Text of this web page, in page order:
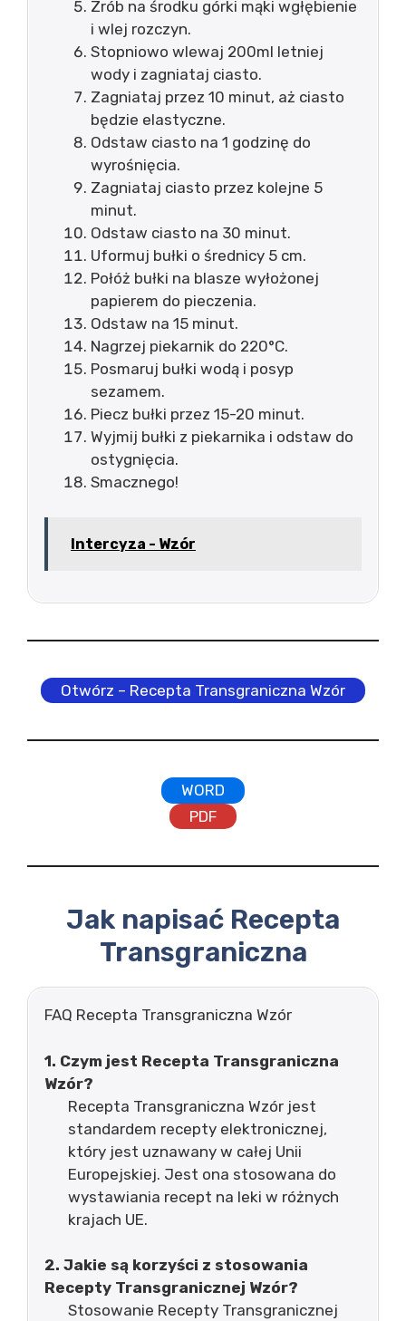
Zrób na środku górki mąki wgłębienie
i wlej rozczyn.
Stopniowo wlewaj 200ml letniej
wody i zagniataj ciasto.
Zagniataj przez 10 minut, aż ciasto
będzie elastyczne.
Odstaw ciasto na 1 godzinę do
wyrośnięcia.
Zagniataj ciasto przez kolejne 5
minut.
Odstaw ciasto na 30 minut.
Uformuj bułki o średnicy 5 cm.
Połóż bułki na blasze wyłożonej
papierem do pieczenia.
Odstaw na 15 minut.
Nagrzej piekarnik do 220°C.
Posmaruj bułki wodą i posyp
sezamem.
Piecz bułki przez 15-20 minut.
Wyjmij bułki z piekarnika i odstaw do
ostygnięcia.
Smacznego!
Intercyza - Wzór
Otwórz – Recepta Transgraniczna Wzór
WORD
PDF
Jak napisać Recepta
Transgraniczna
FAQ Recepta Transgraniczna Wzór
1. Czym jest Recepta Transgraniczna
Wzór?
Recepta Transgraniczna Wzór jest
standardem recepty elektronicznej,
który jest uznawany w całej Unii
Europejskiej. Jest ona stosowana do
wystawiania recept na leki w różnych
krajach UE.
2. Jakie są korzyści z stosowania
Recepty Transgranicznej Wzór?
Stosowanie Recepty Transgranicznej